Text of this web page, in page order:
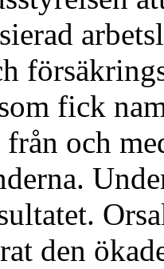
fick
från och
den